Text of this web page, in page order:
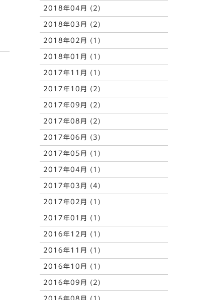
2018年04月 (2)
2018年03月 (2)
2018年02月 (1)
2018年01月 (1)
2017年11月 (1)
2017年10月 (2)
2017年09月 (2)
2017年08月 (2)
2017年06月 (3)
2017年05月 (1)
2017年04月 (1)
2017年03月 (4)
2017年02月 (1)
2017年01月 (1)
2016年12月 (1)
2016年11月 (1)
2016年10月 (1)
2016年09月 (2)
2016年08月 (1)